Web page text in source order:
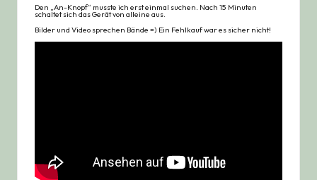
Den „An-Knopf“ musste ich erst einmal suchen. Nach 15 Minuten
schaltet sich das Gerät von alleine aus.
Bilder und Video sprechen Bände =) Ein Fehlkauf war es sicher nicht!